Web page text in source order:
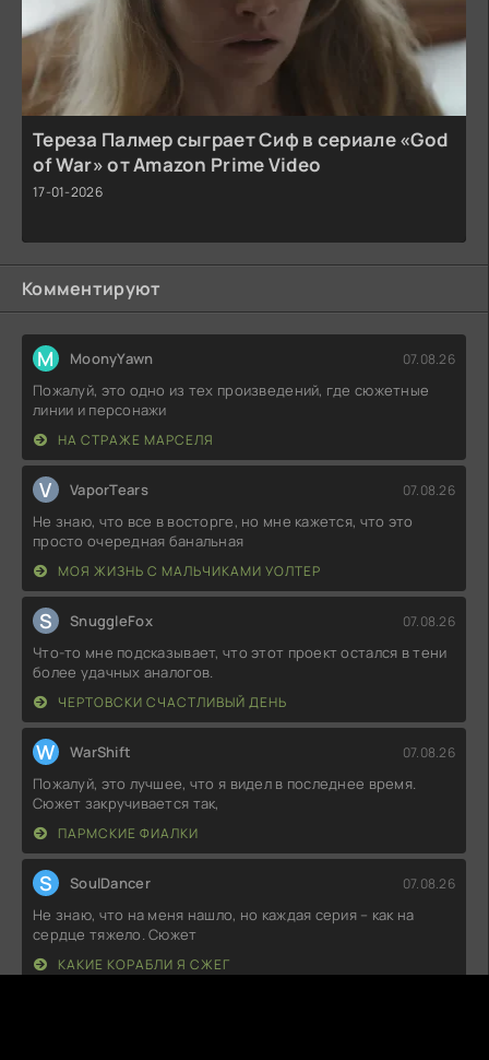
Тереза Палмер сыграет Сиф в сериале «God
of War» от Amazon Prime Video
17-01-2026
Комментируют
M MoonyYawn 07.08.26
Пожалуй, это одно из тех произведений, где сюжетные
линии и персонажи
НА СТРАЖЕ МАРСЕЛЯ
V VaporTears 07.08.26
Не знаю, что все в восторге, но мне кажется, что это
просто очередная банальная
МОЯ ЖИЗНЬ С МАЛЬЧИКАМИ УОЛТЕР
S SnuggleFox 07.08.26
Что-то мне подсказывает, что этот проект остался в тени
более удачных аналогов.
ЧЕРТОВСКИ СЧАСТЛИВЫЙ ДЕНЬ
W WarShift 07.08.26
Пожалуй, это лучшее, что я видел в последнее время.
Сюжет закручивается так,
ПАРМСКИЕ ФИАЛКИ
S SoulDancer 07.08.26
Не знаю, что на меня нашло, но каждая серия – как на
сердце тяжело. Сюжет
КАКИЕ КОРАБЛИ Я СЖЕГ